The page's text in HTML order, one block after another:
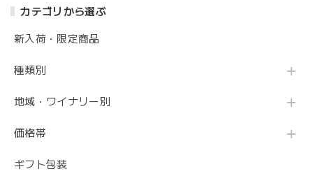
カテゴリから選ぶ
新入荷・限定商品
種類別
地域・ワイナリー別
価格帯
ギフト包装